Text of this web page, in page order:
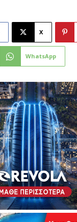
X
WhatsApp